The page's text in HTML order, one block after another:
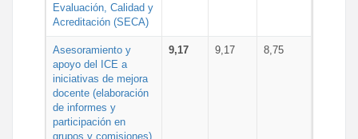
Evaluación, Calidad y
Acreditación (SECA)
Asesoramiento y
apoyo del ICE a
iniciativas de mejora
docente (elaboración
de informes y
participación en
grupos y comisiones)
9,17 9,17 8,75